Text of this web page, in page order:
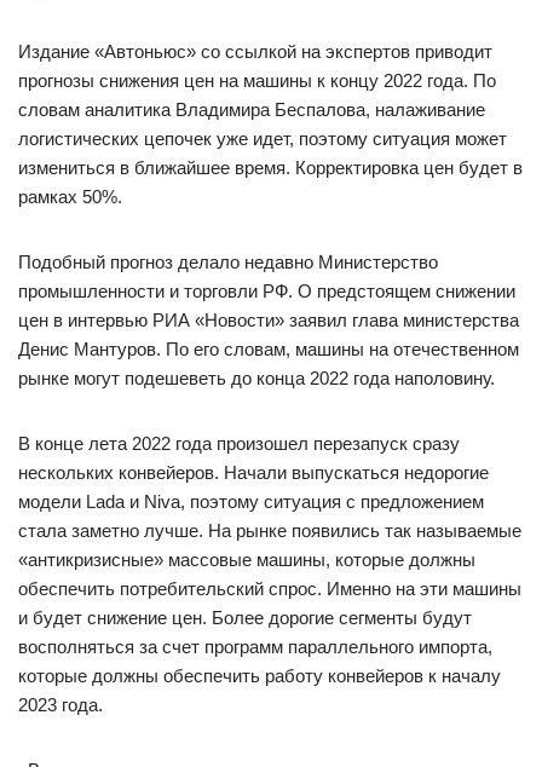
Издание «Автоньюс» со ссылкой на экспертов приводит
прогнозы снижения цен на машины к концу 2022 года. По
словам аналитика Владимира Беспалова, налаживание
логистических цепочек уже идет, поэтому ситуация может
измениться в ближайшее время. Корректировка цен будет в
рамках 50%.
Подобный прогноз делало недавно Министерство
промышленности и торговли РФ. О предстоящем снижении
цен в интервью РИА «Новости» заявил глава министерства
Денис Мантуров. По его словам, машины на отечественном
рынке могут подешеветь до конца 2022 года наполовину.
В конце лета 2022 года произошел перезапуск сразу
нескольких конвейеров. Начали выпускаться недорогие
модели Lada и Niva, поэтому ситуация с предложением
стала заметно лучше. На рынке появились так называемые
«антикризисные» массовые машины, которые должны
обеспечить потребительский спрос. Именно на эти машины
и будет снижение цен. Более дорогие сегменты будут
восполняться за счет программ параллельного импорта,
которые должны обеспечить работу конвейеров к началу
2023 года.